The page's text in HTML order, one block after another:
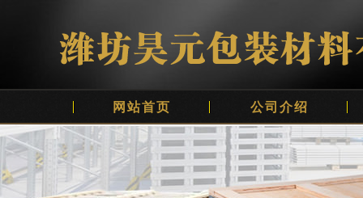
网站首页 公司介绍